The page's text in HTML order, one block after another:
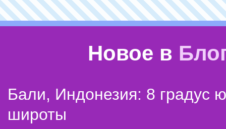
Новое в
Бали, Индонезия: 8 градус
широты